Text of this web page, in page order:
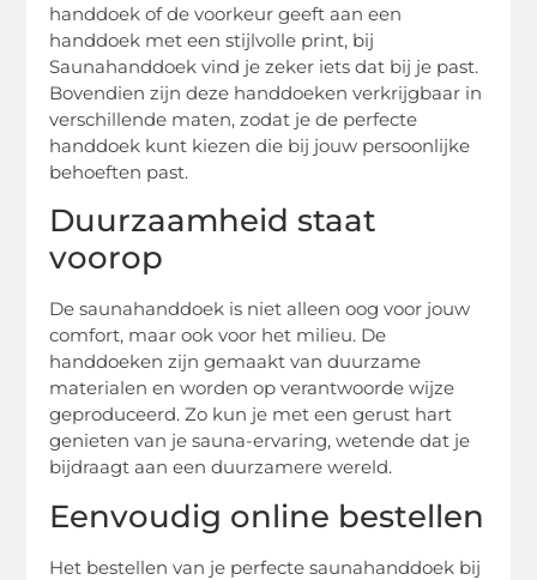
handdoek of de voorkeur geeft aan een
handdoek met een stijlvolle print, bij
Saunahanddoek vind je zeker iets dat bij je past.
Bovendien zijn deze handdoeken verkrijgbaar in
verschillende maten, zodat je de perfecte
handdoek kunt kiezen die bij jouw persoonlijke
behoeften past.
Duurzaamheid staat
voorop
De saunahanddoek is niet alleen oog voor jouw
comfort, maar ook voor het milieu. De
handdoeken zijn gemaakt van duurzame
materialen en worden op verantwoorde wijze
geproduceerd. Zo kun je met een gerust hart
genieten van je sauna-ervaring, wetende dat je
bijdraagt aan een duurzamere wereld.
Eenvoudig online bestellen
Het bestellen van je perfecte saunahanddoek bij